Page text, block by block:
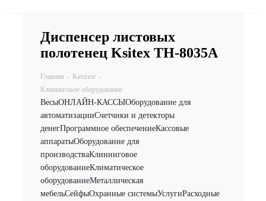
Диспенсер листовых
полотенец Ksitex TH-8035A
Главная - Каталог -
Клининговое оборудование
ВесыОНЛАЙН-КАССЫОборудование для
автоматизацииСчетчики и детекторы
денегПрограммное обеспечениеКассовые
аппаратыОборудование для
производстваКлининговое
оборудованиеКлиматическое
оборудованиеМеталлическая
мебельСейфыОхранные системыУслугиРасходные